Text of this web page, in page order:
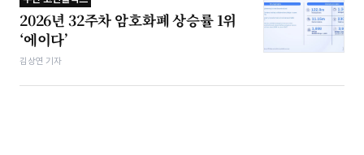
2026년 32주차 암호화폐 상승률 1위
‘에이다’
김상연 기자